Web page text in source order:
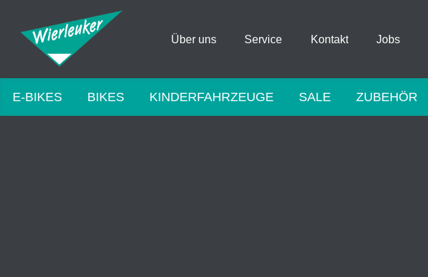
Über uns Service Kontakt Jobs
E-BIKES BIKES KINDERFAHRZEUGE SALE ZUBEHÖR